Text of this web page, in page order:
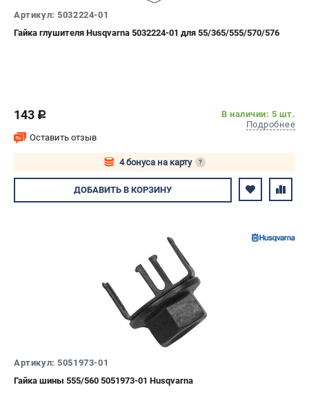
Артикул: 5032224-01
Гайка глушителя Husqvarna 5032224-01 для 55/365/555/570/576
143 c
В наличии: 5 шт.
Подробнее
Оставить отзыв
4 бонуса на карту ?
Авторизуйтесь
ДОБАВИТЬ В КОРЗИНУ
Артикул: 5051973-01
Гайка шины 555/560 5051973-01 Husqvarna